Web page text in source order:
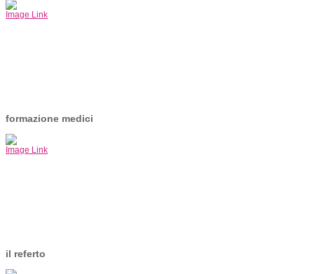
Image Link
formazione medici
Image Link
il referto